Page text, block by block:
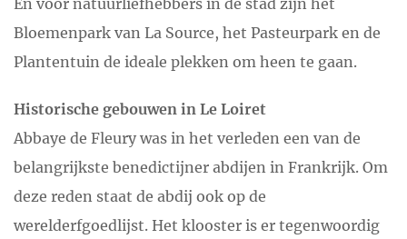
En voor natuurliefhebbers in de stad zijn het
Bloemenpark van La Source, het Pasteurpark en de
Plantentuin de ideale plekken om heen te gaan.
Historische gebouwen in Le Loiret
Abbaye de Fleury was in het verleden een van de
belangrijkste benedictijner abdijen in Frankrijk. Om
deze reden staat de abdij ook op de
werelderfgoedlijst. Het klooster is er tegenwoordig